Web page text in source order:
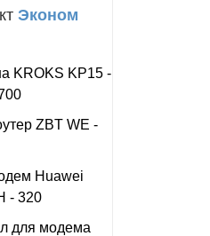
Эконом
KROKS KP15 -
ZBT WE -
Huawei
- 320
для модема